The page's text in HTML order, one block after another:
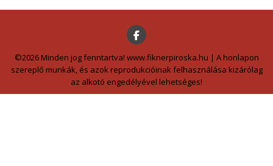
©2026 Minden jog fenntartva! www.fiknerpiroska.hu | A honlapon
szereplő munkák, és azok reprodukcióinak felhasználása kizárólag
az alkotó engedélyével lehetséges!